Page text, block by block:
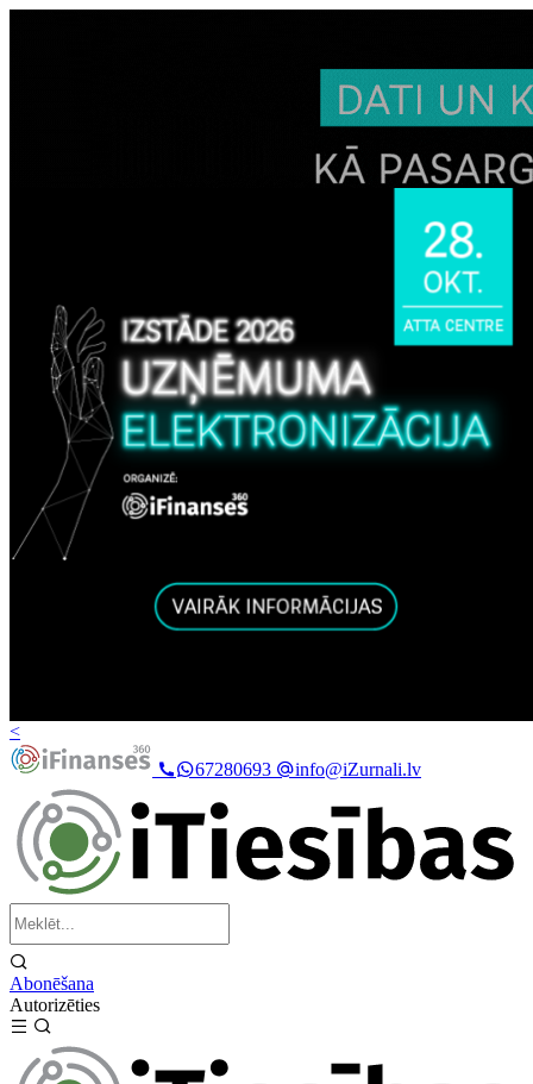
<
67280693
info@iZurnali.lv
Abonēšana
Autorizēties